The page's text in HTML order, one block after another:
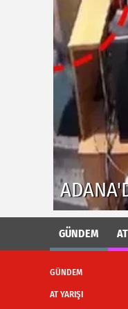
GÜNDEM
GÜNDEM
AT YARIŞI